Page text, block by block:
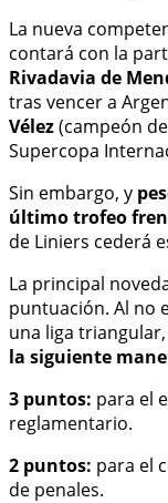
La nueva
contará con la
Rivadavia de
tras vencer a
Vélez(campeón
Supercopa
Sin embargo, y
último trofeo
de Liniers cederá
La principal
puntuación. Al no
una liga triangular,
la siguiente
3 puntos: para el
reglamentario.
2 puntos: para el
de penales.